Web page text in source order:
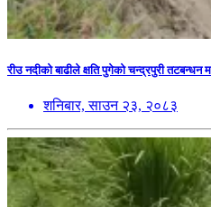
रीउ नदीको बाढीले क्षति पुगेको चन्द्रपुरी तटबन्धन
शनिबार, साउन २३, २०८३